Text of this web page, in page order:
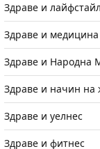
Здраве и лайфстайл
Здраве и медицина
Здраве и Народна
Здраве и начин на
Здраве и уелнес
Здраве и фитнес